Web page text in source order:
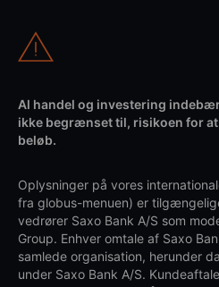
Al handel og investering
ikke begrænset til, risikoen for
beløb.
Oplysninger på vores
fra globus-menuen) er
vedrører Saxo Bank A/S som
Group. Enhver omtale af Saxo
samlede organisation, herunder
under Saxo Bank A/S.